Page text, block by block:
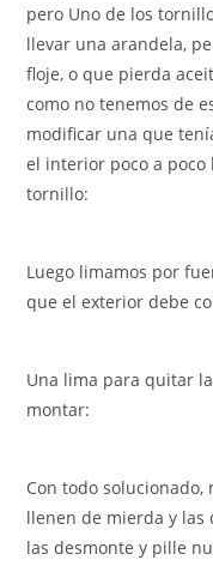
pero Uno de los
llevar una arandela,
floje, o que pierda
como no tenemos de
modificar una que
el interior poco a poco
tornillo:
Luego limamos por
que el exterior debe
Una lima para quitar
montar:
Con todo
llenen de mierda y las
las desmonte y pille